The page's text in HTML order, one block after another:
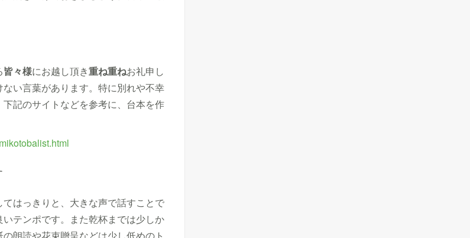
皆々様にお越し頂き重ね重ねお礼申し
い言葉があります。特に別れや不幸
記のサイトなどを参考に、台本を作
はっきりと、大きな声で話すことで
テンポです。また乾杯までは少しか
朗読や花束贈呈などは少し低めのト